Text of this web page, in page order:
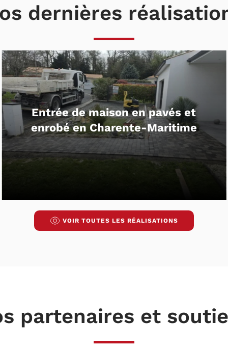
dernières
Aménagement d’une allée en béton
drainant
VOIR TOUTES LES RÉALISATIONS
partenaires et